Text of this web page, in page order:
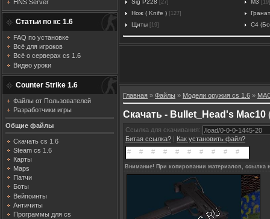
HNS Server
Статьи по кс 1.6
FAQ по установке
Всё для игроков
Всё о серверах cs 1.6
Видео уроки
Counter Strike 1.6
Файлы от Пользователей
Разработчики игры
Общие файлы
Скачать cs 1.6
Steam cs 1.6
Карты
Maps
Патчи
Боты
Вейпоинты
Античиты
Программы для cs
[27] [19]
Нож ( Knife ) [127]
Щиты
[19] C4
Главная » Файлы » Модели оружия cs 1.6 »
Скачать - Bullet_Head's Mac10
Ссылка для скачивания:
Битая ссылка? | Как установить файл?
Внимание! При копировании материалов, ссылка